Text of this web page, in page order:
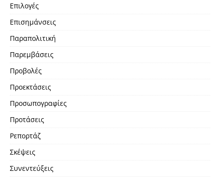
Επιλογές
Επισημάνσεις
Παραπολιτική
Παρεμβάσεις
Προβολές
Προεκτάσεις
Προσωπογραφίες
Προτάσεις
Ρεπορτάζ
Σκέψεις
Συνεντεύξεις